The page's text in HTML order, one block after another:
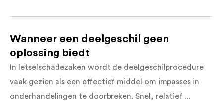
Wanneer een deelgeschil geen
oplossing biedt
In letselschadezaken wordt de deelgeschilprocedure
vaak gezien als een effectief middel om impasses in
onderhandelingen te doorbreken. Snel, relatief ...